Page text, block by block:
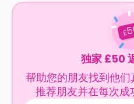
£
独家 £50
帮助您的朋友找到他们
推荐朋友并在每次成